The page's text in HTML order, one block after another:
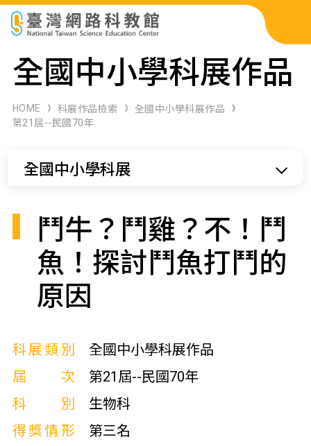
科展作品檢索
科學研習月刊
全國中小學科展作品
HOME 科展作品檢索
全國中小學科展作品
第21屆--民國70年
全國中小學科展
鬥牛？鬥雞？不！鬥
魚！探討鬥魚打鬥的
原因
科展類別
全國中小學科展作品
屆次
第21屆--民國70年
科別
生物科
得獎情形
第三名